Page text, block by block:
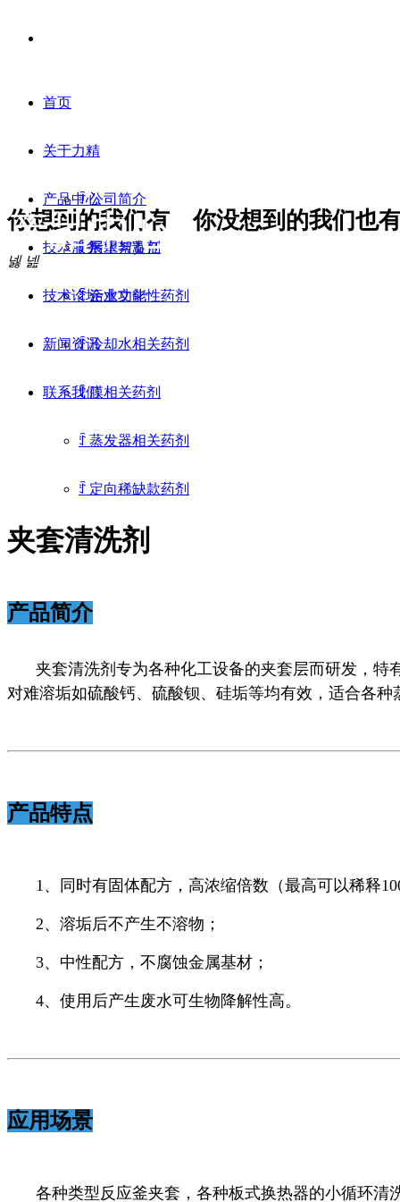
首页
关于力精
ꄷ 公司简介
ꄷ 展望与责任
ꄷ 企业文化
产品中心
ꄷ 污水絮凝剂
ꄷ 污水功能性药剂
ꄷ 冷却水相关药剂
ꄷ 膜相关药剂
ꄷ 蒸发器相关药剂
ꄷ 定向稀缺款药剂
技术服务
技术论坛
新闻资讯
联系我们
你想到的我们有，你没想到的我们也
产品中心●Products
넳 넲
夹套清洗剂
产品简介
夹套清洗剂专为各种化工设备的夹套层而研发，特
对难溶垢如硫酸钙、硫酸钡、硅垢等均有效，适合各
产品特点
1、同时有固体配方，高浓缩倍数（最高可以稀释
2、溶垢后不产生不溶物；
3、中性配方，不腐蚀金属基材；
4、使用后产生废水可生物降解性高。
应用场景
各种类型反应釜夹套，各种板式换热器的小循环